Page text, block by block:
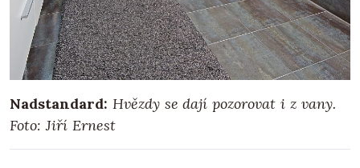
Nadstandard: Hvězdy se dají pozorovat i z vany.
Foto: Jiří Ernest